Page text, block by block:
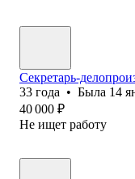
Секретарь-
33 года • Была 14
40 000 ₽
Не ищет работу